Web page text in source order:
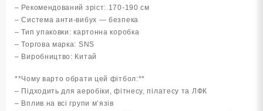
– Рекомендований зріст: 170-190 см
– Система анти-вибух — безпека
– Тип упаковки: картонна коробка
– Торгова марка: SNS
– Виробництво: Китай
**Чому варто обрати цей фітбол:**
– Підходить для аеробіки, фітнесу, пілатесу та ЛФК
– Вплив на всі групи м’язів